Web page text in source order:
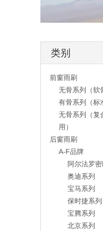
类别
前窗雨刷
无骨系列（软
有骨系列（标
无骨系列（复
用）
后窗雨刷
A-F品牌
阿尔法罗
奥迪系列
宝马系列
保时捷系列
宝腾系列
北京系列